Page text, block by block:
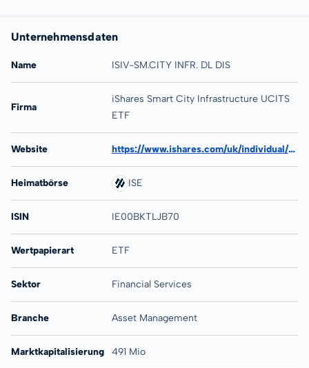
Unternehmensdaten
Name ISIV-SM.CITY INFR. DL DIS
Firma
iShares Smart City Infrastructure UCITS
ETF
Website https://www.ishares.com/uk/individual/en/products/310713/ishares-smart-city-infrastructure-ucits-etf
Heimatbörse ISE
ISIN IE00BKTLJB70
Wertpapierart ETF
Sektor Financial Services
Branche Asset Management
Marktkapitalisierung 491 Mio